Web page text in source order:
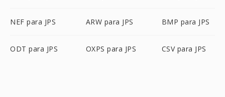
NEF para JPS ARW para JPS BMP para JPS
ODT para JPS OXPS para JPS CSV para JPS